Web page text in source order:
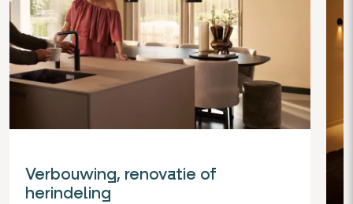
Verbouwing, renovatie of
herindeling